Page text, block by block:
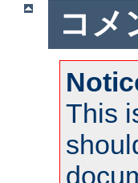
コメ
This